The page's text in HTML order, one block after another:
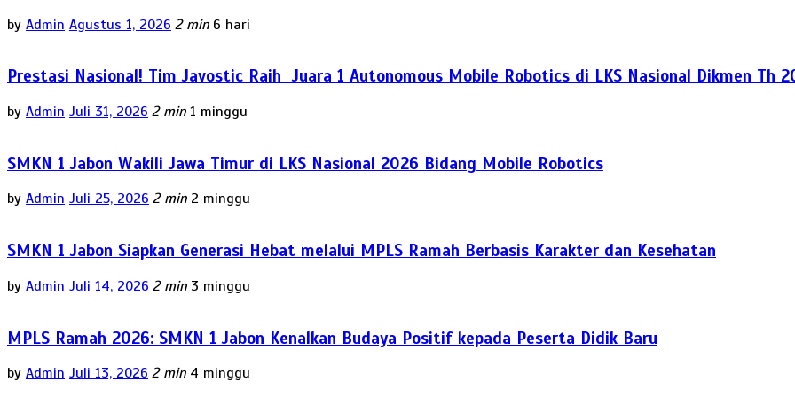
by Admin Agustus 1, 2026 2 min 6 hari
Prestasi Nasional! Tim Javostic Raih Juara 1 Autonomous Mobile Robotics di LKS Nasional Dikmen Th
by Admin Juli 31, 2026 2 min 1 minggu
SMKN 1 Jabon Wakili Jawa Timur di LKS Nasional 2026 Bidang Mobile Robotics
by Admin Juli 25, 2026 2 min 2 minggu
SMKN 1 Jabon Siapkan Generasi Hebat melalui MPLS Ramah Berbasis Karakter dan Kesehatan
by Admin Juli 14, 2026 2 min 3 minggu
MPLS Ramah 2026: SMKN 1 Jabon Kenalkan Budaya Positif kepada Peserta Didik Baru
by Admin Juli 13, 2026 2 min 4 minggu